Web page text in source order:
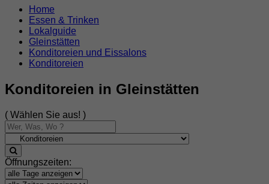
Home
Essen & Trinken
Lokalguide
Gleinstätten
Konditoreien und Eissalons
Konditoreien
Konditoreien in Gleinstätten
( Wählen Sie aus! )
Öffnungszeiten: